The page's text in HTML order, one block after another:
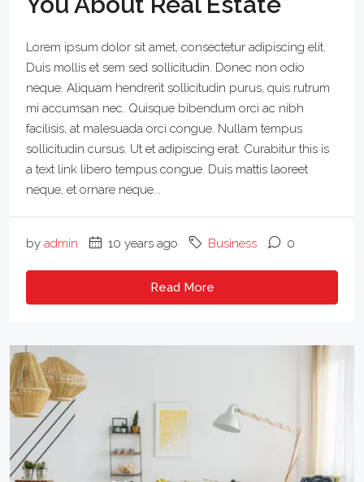
Lorem ipsum dolor sit amet, consectetur adipiscing elit.
Duis mollis et sem sed sollicitudin. Donec non odio
neque. Aliquam hendrerit sollicitudin purus, quis rutrum
mi accumsan nec. Quisque bibendum orci ac nibh
facilisis, at malesuada orci congue. Nullam tempus
sollicitudin cursus. Ut et adipiscing erat. Curabitur this is
a text link libero tempus congue. Duis mattis laoreet
neque, et ornare neque...
by admin 10 years ago Business 0
Read More